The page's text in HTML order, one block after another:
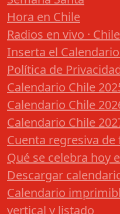
Hora en Chile
Radios en vivo · Chile
Inserta el
Política de
Calendario Chile
Calendario Chile
Calendario Chile
Cuenta regresiva
Qué se celebra hoy
Descargar
Calendario
vertical y listado